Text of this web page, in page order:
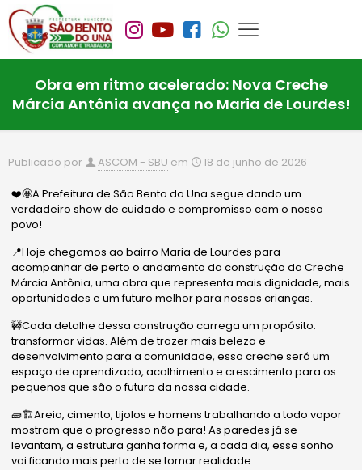
Obra em ritmo acelerado: Nova Creche
Márcia Antônia avança no Maria de Lourdes!
Publicado por ASCOM - SBU em 18 de junho de 2026
❤️🤩A Prefeitura de São Bento do Una segue dando um
verdadeiro show de cuidado e compromisso com o nosso
povo!
📍Hoje chegamos ao bairro Maria de Lourdes para
acompanhar de perto o andamento da construção da Creche
Márcia Antônia, uma obra que representa mais dignidade, mais
oportunidades e um futuro melhor para nossas crianças.
🚧Cada detalhe dessa construção carrega um propósito:
transformar vidas. Além de trazer mais beleza e
desenvolvimento para a comunidade, essa creche será um
espaço de aprendizado, acolhimento e crescimento para os
pequenos que são o futuro da nossa cidade.
🧱🏗️Areia, cimento, tijolos e homens trabalhando a todo vapor
mostram que o progresso não para! As paredes já se
levantam, a estrutura ganha forma e, a cada dia, esse sonho
vai ficando mais perto de se tornar realidade.